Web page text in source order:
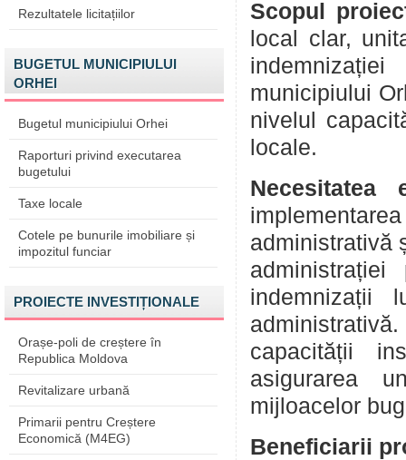
Rezultatele licitațiilor
BUGETUL MUNICIPIULUI
ORHEI
Bugetul municipiului Orhei
Raporturi privind executarea
bugetului
Taxe locale
Cotele pe bunurile imobiliare și
impozitul funciar
PROIECTE INVESTIȚIONALE
Orașe-poli de creștere în
Republica Moldova
Revitalizare urbană
Primarii pentru Creștere
Economică (M4EG)
Scopul
local clar,
municipiului
nivelul
locale.
administrativă
indemnizații
capacității
asigurarea
mijloacelor
Beneficiarii